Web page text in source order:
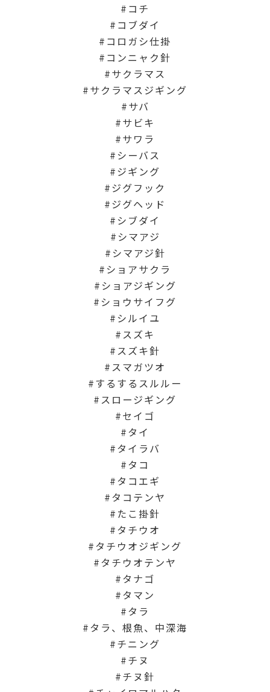
コチ
コブダイ
コロガシ仕掛
コンニャク針
サクラマス
サクラマスジギング
サバ
サビキ
サワラ
シーバス
ジギング
ジグフック
ジグヘッド
シブダイ
シマアジ
シマアジ針
ショアサクラ
ショアジギング
ショウサイフグ
シルイユ
スズキ
スズキ針
スマガツオ
するするスルルー
スロージギング
セイゴ
タイ
タイラバ
タコ
タコエギ
タコテンヤ
たこ掛針
タチウオ
タチウオジギング
タチウオテンヤ
タナゴ
タマン
タラ
タラ、根魚、中深海
チニング
チヌ
チヌ針